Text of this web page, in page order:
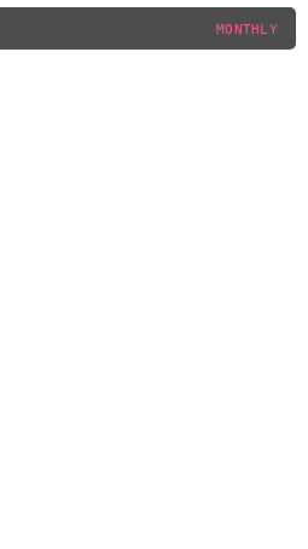
MONTHLY